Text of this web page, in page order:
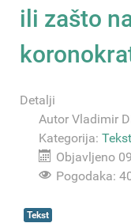
ili zašto
Detalji
Autor Vladimir
Kategorija: Tekst
Objavljeno
Pogodaka:
Tekst